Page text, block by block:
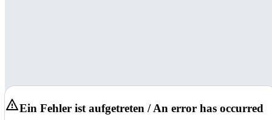
Ein Fehler ist aufgetreten / An error has occurred